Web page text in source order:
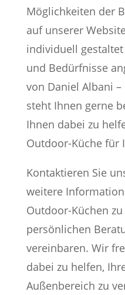
Möglichkeiten der
auf unserer
individuell
und Bedürfnisse
von Daniel Albani
steht Ihnen gerne
Ihnen dabei zu
Outdoor-Küche für
Kontaktieren Sie
weitere
Outdoor-Küchen
persönlichen
vereinbaren. Wir
dabei zu helfen,
Außenbereich zu